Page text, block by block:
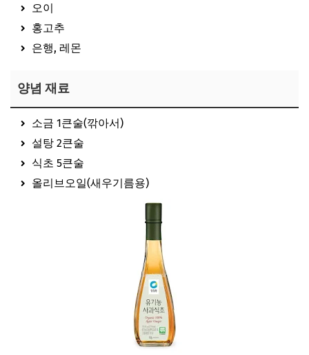
오이
홍고추
은행, 레몬
양념 재료
소금 1큰술(깎아서)
설탕 2큰술
식초 5큰술
올리브오일(새우기름용)